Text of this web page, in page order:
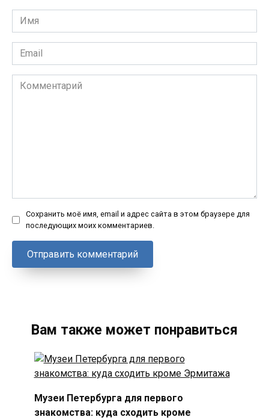
Имя
*
Email
*
Комментарий
Сохранить моё имя, email и адрес сайта в этом браузере для
последующих моих комментариев.
Вам также может понравиться
Музеи Петербурга для первого
знакомства: куда сходить кроме